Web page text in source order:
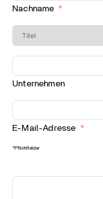
Nachname
Unternehmen
E-Mail-Adresse
*Pflichtfelder